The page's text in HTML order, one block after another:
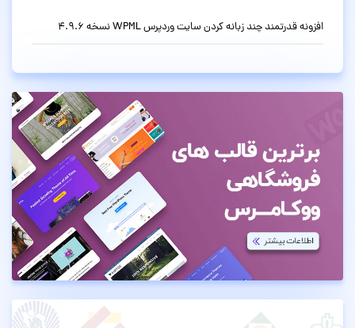
افزونه قدرتمند چند زبانه کردن سایت وردپرس WPML نسخه 4.9.6